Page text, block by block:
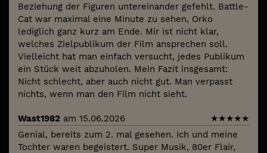
Beziehung der Figuren untereinander gefehlt. Battle-
Cat war maximal eine Minute zu sehen, Orko
lediglich ganz kurz am Ende. Mir ist nicht klar,
welches Zielpublikum der Film ansprechen soll.
Vielleicht hat man einfach versucht, jedes Publikum
ein Stück weit abzuholen. Mein Fazit insgesamt:
Nicht schlecht, aber auch nicht gut. Man verpasst
nichts, wenn man den Film nicht sieht.
Wast1982 am 15.06.2026 ★★★★★
Genial, bereits zum 2. mal gesehen. Ich und meine
Tochter waren begeistert. Super Musik, 80er Flair,